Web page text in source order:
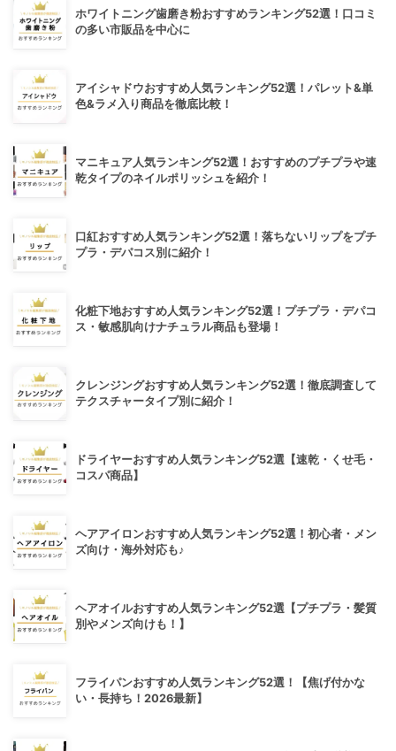
ホワイトニング歯磨き粉おすすめランキング52選！口コミ
の多い市販品を中心に
アイシャドウおすすめ人気ランキング52選！パレット&単
色&ラメ入り商品を徹底比較！
マニキュア人気ランキング52選！おすすめのプチプラや速
乾タイプのネイルポリッシュを紹介！
口紅おすすめ人気ランキング52選！落ちないリップをプチ
プラ・デパコス別に紹介！
化粧下地おすすめ人気ランキング52選！プチプラ・デパコ
ス・敏感肌向けナチュラル商品も登場！
クレンジングおすすめ人気ランキング52選！徹底調査して
テクスチャータイプ別に紹介！
ドライヤーおすすめ人気ランキング52選【速乾・くせ毛・
コスパ商品】
ヘアアイロンおすすめ人気ランキング52選！初心者・メン
ズ向け・海外対応も♪
ヘアオイルおすすめ人気ランキング52選【プチプラ・髪質
別やメンズ向けも！】
フライパンおすすめ人気ランキング52選！【焦げ付かな
い・長持ち！2026最新】